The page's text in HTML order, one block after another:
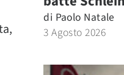
di Paolo Natale
3 Agosto 2026